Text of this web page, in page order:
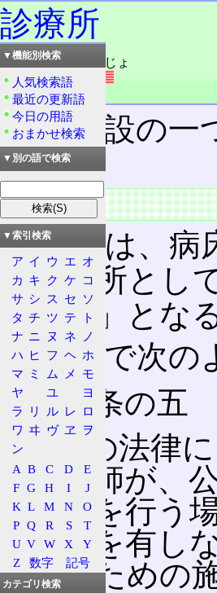
診療所
読み：しんりょうじょ
外語：clinic
品詞：名詞
医療施設の一
の。
概要
日本では、病
を診療所とし
「病院 」とな
医療法で次の
第一条の五
2 この法律
科医師が、
医業を行う
施設を有し
せるための
▼機能別検索
人気検索語
最近の更新語
今日の用語
おまかせ検索
▼別の語で検索
▼索引検索
ア イ ウ エ オ
カ キ ク ケ コ
サ シ ス セ ソ
タ チ ツ テ
ト
ナ ニ ヌ ネ
ノ
ハ ヒ フ ヘ ホ
マ ミ ム メ
モ
ヤ
ユ
ヨ
ラ
リ ル レ ロ
ワ ヰ ヴ ヱ
ヲ
ン
A B C D
E
F G H I
J
K L M N
O
P Q R S
T
U V W X
Y
Z
数字 記号
カテゴリ検索